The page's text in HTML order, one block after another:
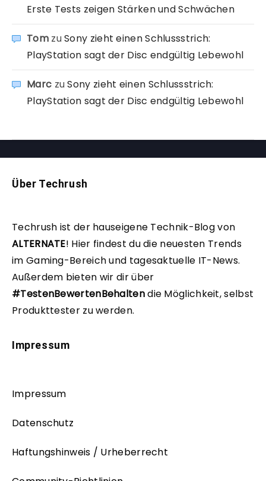
Erste Tests zeigen Stärken und Schwächen
TomzuSony zieht einen Schlussstrich:
PlayStation sagt der Disc endgültig Lebewohl
Marc zuSony zieht einen Schlussstrich:
PlayStation sagt der Disc endgültig Lebewohl
Über Techrush
Techrush ist der hauseigene Technik-Blog von
ALTERNATE! Hier findest du die neuesten Trends
im Gaming-Bereich und tagesaktuelle IT-News.
Außerdem bieten wir dir über
#TestenBewertenBehaltendie Möglichkeit, selbst
Produkttester zu werden.
Impressum
Impressum
Datenschutz
Haftungshinweis / Urheberrecht